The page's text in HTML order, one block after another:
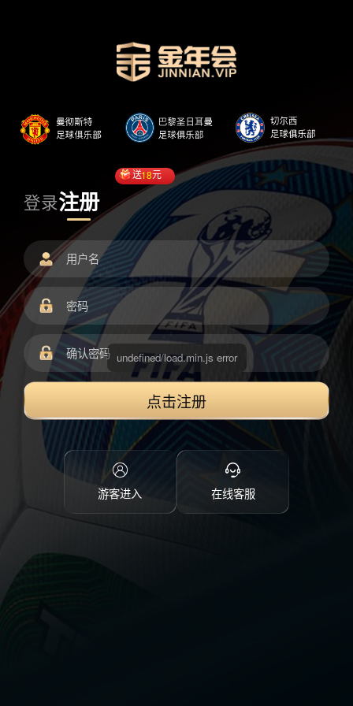
登录注册
送18元
点击注册
游客进入 在线客服